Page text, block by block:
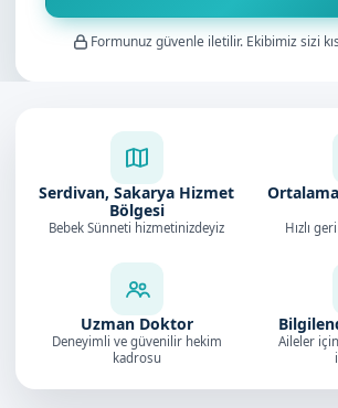
Formunuz güvenle iletilir. Ekibimiz sizi
Serdivan, Sakarya Hizmet
Bölgesi
Bebek Sünneti hizmetinizdeyiz Hızlı
Uzman Doktor
Deneyimli ve güvenilir hekim
kadrosu
Aileler